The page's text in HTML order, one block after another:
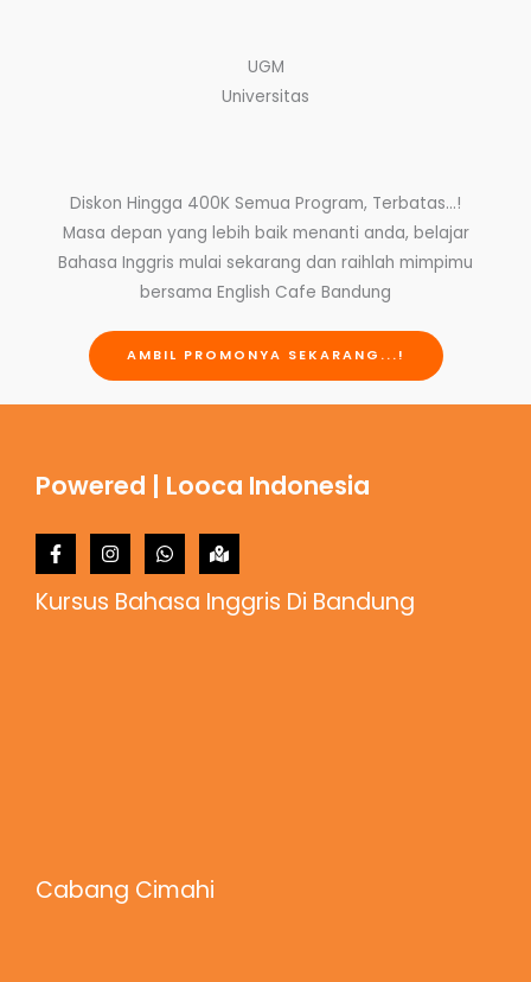
UGM
Universitas
Diskon Hingga 400K Semua Program, Terbatas...!
Masa depan yang lebih baik menanti anda, belajar
Bahasa Inggris mulai sekarang dan raihlah mimpimu
bersama English Cafe Bandung
AMBIL PROMONYA SEKARANG...!
Powered | Looca Indonesia
Kursus Bahasa Inggris Di Bandung
Cabang Cimahi